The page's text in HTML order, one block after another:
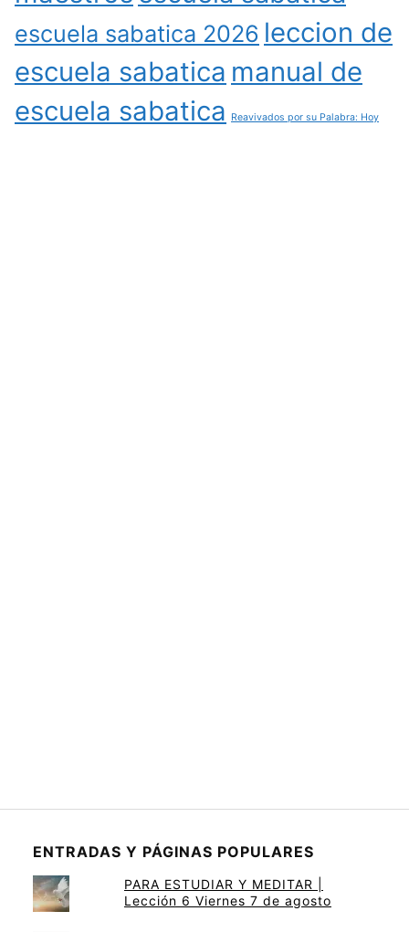
escuela sabatica 2026 leccion de
escuela sabatica manual de
escuela sabatica
Reavivados por su Palabra: Hoy
ENTRADAS Y PÁGINAS POPULARES
PARA ESTUDIAR Y MEDITAR |
Lección 6 Viernes 7 de agosto